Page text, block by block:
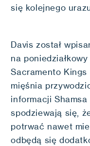
się kolejnego
Davis został
na
Sacramento
mięśnia
informacji
spodziewają się,
potrwać nawet
odbędą się